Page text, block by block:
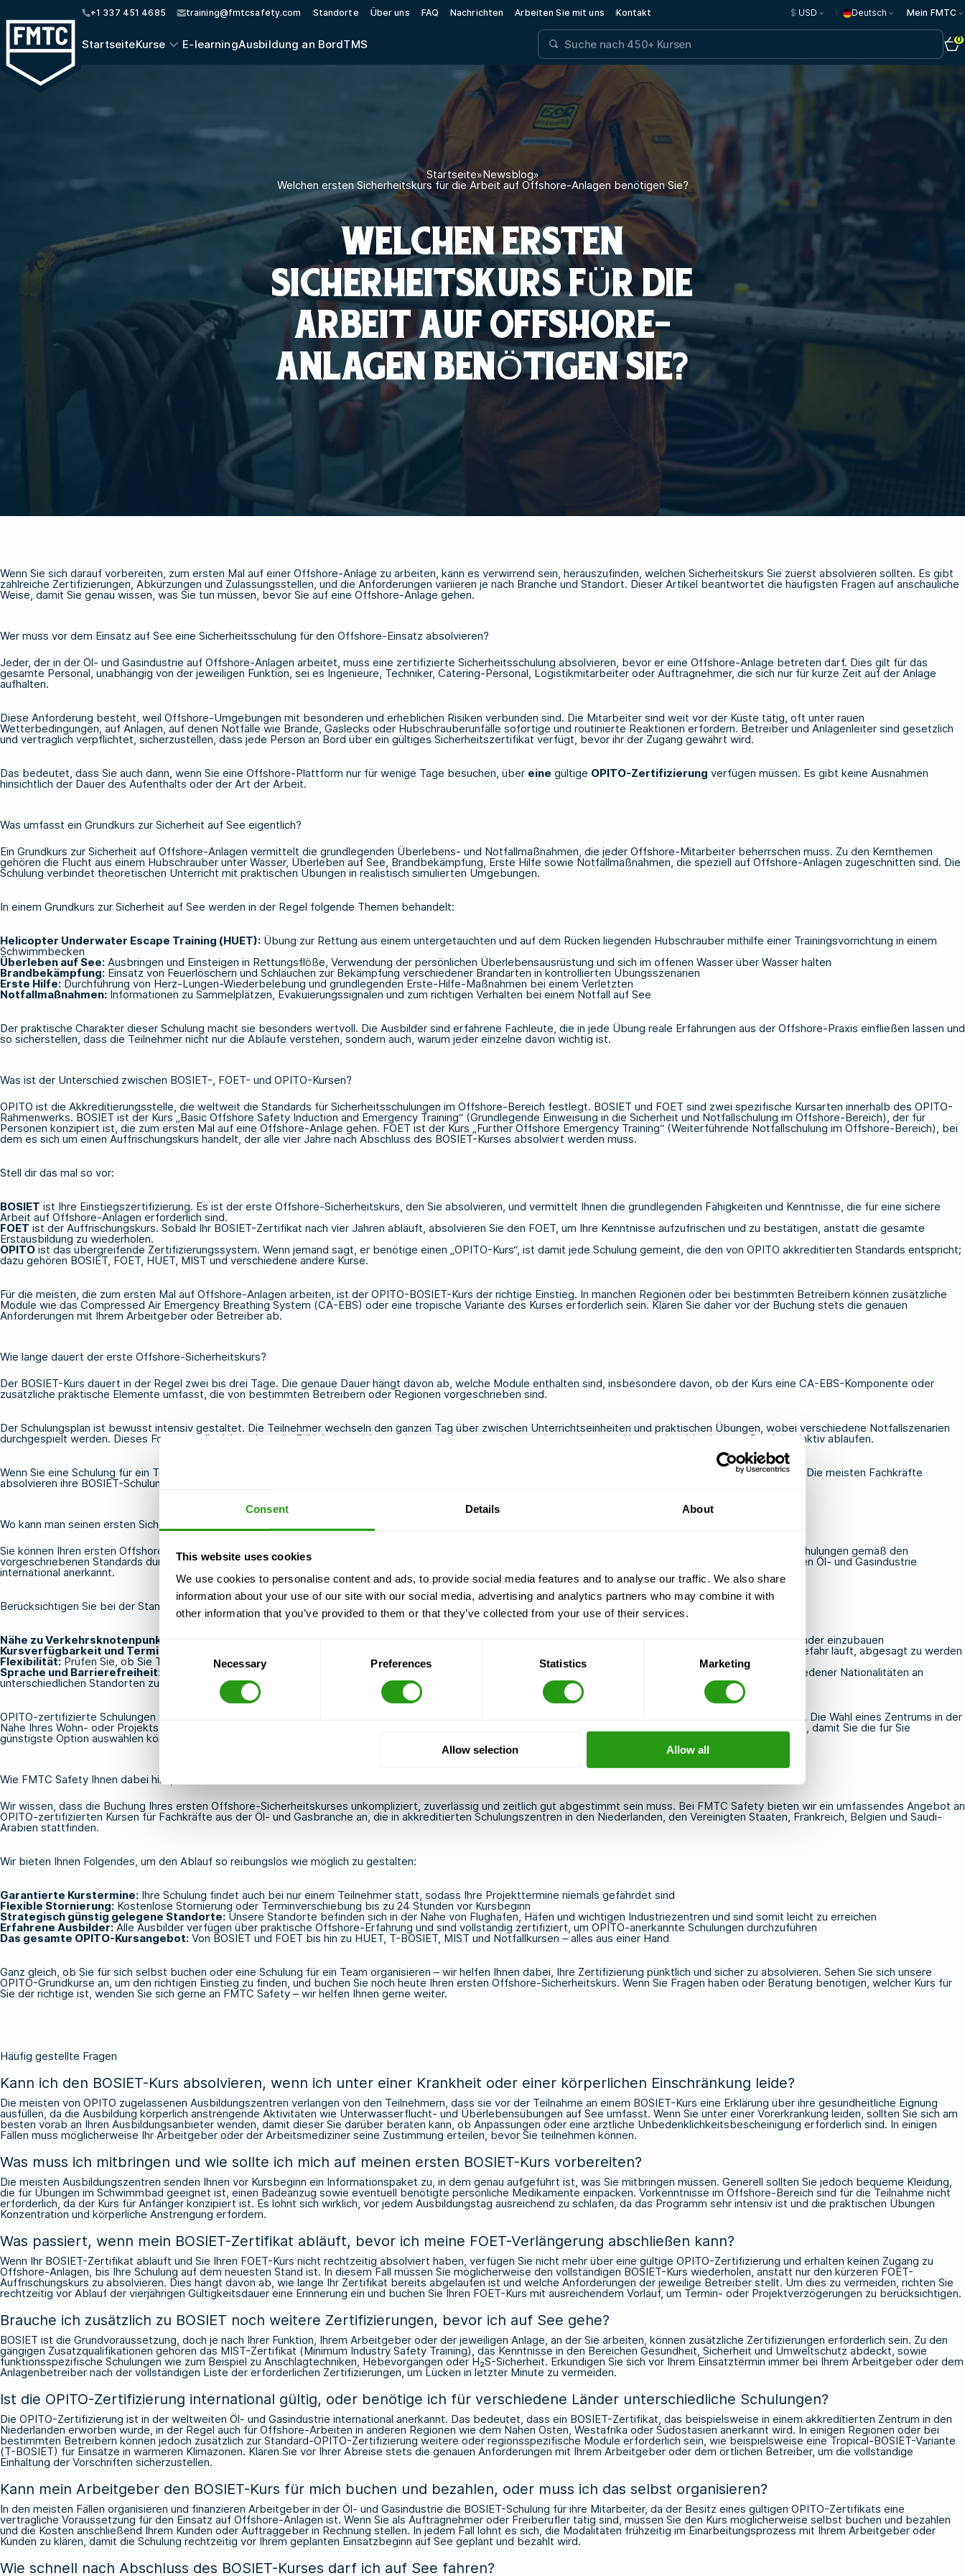
Consent Details About
This website uses cookies
We use cookies to personalise content and ads, to provide social media features and to analyse our traffic. We also share
information about your use of our site with our social media, advertising and analytics partners who may combine it with
other information that you’ve provided to them or that they’ve collected from your use of their services.
Consent
Selection
Necessary Preferences Statistics Marketing
Allow selection Allow all
+1 337 451 4685 training@fmtcsafety.com Standorte Über uns FAQ Nachrichten Arbeiten Sie mit uns Kontakt $ USD Deutsch Mein FMTC
StartseiteKurse E-learningAusbildung an BordTMS 0
Startseite»Newsblog»
Welchen ersten Sicherheitskurs für die Arbeit auf Offshore-Anlagen benötigen Sie?
WELCHEN ERSTEN
SICHERHEITSKURS FÜR DIE
ARBEIT AUF OFFSHORE-
ANLAGEN BENÖTIGEN SIE?
Wenn Sie sich darauf vorbereiten, zum ersten Mal auf einer Offshore-Anlage zu arbeiten, kann es verwirrend sein, herauszufinden, welchen Sicherheitskurs Sie zuerst absolvieren sollten. Es gibt
zahlreiche Zertifizierungen, Abkürzungen und Zulassungsstellen, und die Anforderungen variieren je nach Branche und Standort. Dieser Artikel beantwortet die häufigsten Fragen auf anschauliche
Weise, damit Sie genau wissen, was Sie tun müssen, bevor Sie auf eine Offshore-Anlage gehen.
Wer muss vor dem Einsatz auf See eine Sicherheitsschulung für den Offshore-Einsatz absolvieren?
Jeder, der in der Öl- und Gasindustrie auf Offshore-Anlagen arbeitet, muss eine zertifizierte Sicherheitsschulung absolvieren, bevor er eine Offshore-Anlage betreten darf. Dies gilt für das
gesamte Personal, unabhängig von der jeweiligen Funktion, sei es Ingenieure, Techniker, Catering-Personal, Logistikmitarbeiter oder Auftragnehmer, die sich nur für kurze Zeit auf der Anlage
aufhalten.
Diese Anforderung besteht, weil Offshore-Umgebungen mit besonderen und erheblichen Risiken verbunden sind. Die Mitarbeiter sind weit vor der Küste tätig, oft unter rauen
Wetterbedingungen, auf Anlagen, auf denen Notfälle wie Brände, Gaslecks oder Hubschrauberunfälle sofortige und routinierte Reaktionen erfordern. Betreiber und Anlagenleiter sind gesetzlich
und vertraglich verpflichtet, sicherzustellen, dass jede Person an Bord über ein gültiges Sicherheitszertifikat verfügt, bevor ihr der Zugang gewährt wird.
Das bedeutet, dass Sie auch dann, wenn Sie eine Offshore-Plattform nur für wenige Tage besuchen, über eine gültige OPITO-Zertifizierung verfügen müssen. Es gibt keine Ausnahmen
hinsichtlich der Dauer des Aufenthalts oder der Art der Arbeit.
Was umfasst ein Grundkurs zur Sicherheit auf See eigentlich?
Ein Grundkurs zur Sicherheit auf Offshore-Anlagen vermittelt die grundlegenden Überlebens- und Notfallmaßnahmen, die jeder Offshore-Mitarbeiter beherrschen muss. Zu den Kernthemen
gehören die Flucht aus einem Hubschrauber unter Wasser, Überleben auf See, Brandbekämpfung, Erste Hilfe sowie Notfallmaßnahmen, die speziell auf Offshore-Anlagen zugeschnitten sind. Die
Schulung verbindet theoretischen Unterricht mit praktischen Übungen in realistisch simulierten Umgebungen.
In einem Grundkurs zur Sicherheit auf See werden in der Regel folgende Themen behandelt:
Helicopter Underwater Escape Training (HUET): Übung zur Rettung aus einem untergetauchten und auf dem Rücken liegenden Hubschrauber mithilfe einer Trainingsvorrichtung in einem
Schwimmbecken
Überleben auf See: Ausbringen und Einsteigen in Rettungsflöße, Verwendung der persönlichen Überlebensausrüstung und sich im offenen Wasser über Wasser halten
Brandbekämpfung: Einsatz von Feuerlöschern und Schläuchen zur Bekämpfung verschiedener Brandarten in kontrollierten Übungsszenarien
Erste Hilfe: Durchführung von Herz-Lungen-Wiederbelebung und grundlegenden Erste-Hilfe-Maßnahmen bei einem Verletzten
Notfallmaßnahmen: Informationen zu Sammelplätzen, Evakuierungssignalen und zum richtigen Verhalten bei einem Notfall auf See
Der praktische Charakter dieser Schulung macht sie besonders wertvoll. Die Ausbilder sind erfahrene Fachleute, die in jede Übung reale Erfahrungen aus der Offshore-Praxis einfließen lassen und
so sicherstellen, dass die Teilnehmer nicht nur die Abläufe verstehen, sondern auch, warum jeder einzelne davon wichtig ist.
Was ist der Unterschied zwischen BOSIET-, FOET- und OPITO-Kursen?
OPITO ist die Akkreditierungsstelle, die weltweit die Standards für Sicherheitsschulungen im Offshore-Bereich festlegt. BOSIET und FOET sind zwei spezifische Kursarten innerhalb des OPITO-
Rahmenwerks. BOSIET ist der Kurs „Basic Offshore Safety Induction and Emergency Training“ (Grundlegende Einweisung in die Sicherheit und Notfallschulung im Offshore-Bereich), der für
Personen konzipiert ist, die zum ersten Mal auf eine Offshore-Anlage gehen. FOET ist der Kurs „Further Offshore Emergency Training“ (Weiterführende Notfallschulung im Offshore-Bereich), bei
dem es sich um einen Auffrischungskurs handelt, der alle vier Jahre nach Abschluss des BOSIET-Kurses absolviert werden muss.
Stell dir das mal so vor:
BOSIET ist Ihre Einstiegszertifizierung. Es ist der erste Offshore-Sicherheitskurs, den Sie absolvieren, und vermittelt Ihnen die grundlegenden Fähigkeiten und Kenntnisse, die für eine sichere
Arbeit auf Offshore-Anlagen erforderlich sind.
FOET ist der Auffrischungskurs. Sobald Ihr BOSIET-Zertifikat nach vier Jahren abläuft, absolvieren Sie den FOET, um Ihre Kenntnisse aufzufrischen und zu bestätigen, anstatt die gesamte
Erstausbildung zu wiederholen.
OPITO ist das übergreifende Zertifizierungssystem. Wenn jemand sagt, er benötige einen „OPITO-Kurs“, ist damit jede Schulung gemeint, die den von OPITO akkreditierten Standards entspricht;
dazu gehören BOSIET, FOET, HUET , MIST und verschiedene andere Kurse.
Für die meisten, die zum ersten Mal auf Offshore-Anlagen arbeiten, ist der OPITO-BOSIET-Kurs der richtige Einstieg. In manchen Regionen oder bei bestimmten Betreibern können zusätzliche
Module wie das Compressed Air Emergency Breathing System (CA-EBS) oder eine tropische Variante des Kurses erforderlich sein. Klären Sie daher vor der Buchung stets die genauen
Anforderungen mit Ihrem Arbeitgeber oder Betreiber ab.
Wie lange dauert der erste Offshore-Sicherheitskurs?
Der BOSIET-Kurs dauert in der Regel zwei bis drei Tage. Die genaue Dauer hängt davon ab, welche Module enthalten sind, insbesondere davon, ob der Kurs eine CA-EBS-Komponente oder
zusätzliche praktische Elemente umfasst, die von bestimmten Betreibern oder Regionen vorgeschrieben sind.
Der Schulungsplan ist bewusst intensiv gestaltet. Die Teilnehmer wechseln den ganzen Tag über zwischen Unterrichtseinheiten und praktischen Übungen, wobei verschiedene Notfallszenarien
durchgespielt werden. Dieses Format stellt sicher, dass die Fähigkeiten nicht nur theoretisch verstanden, sondern so lange geübt werden, bis sie unter Druck instinktiv ablaufen.
Wenn Sie eine Schulung für ein Team organisieren, sollten Sie die Kursdauer in Ihren Projektzeitplan einplanen, einschließlich der An- und Abreise zum Schulungsort. Die meisten Fachkräfte
absolvieren ihre BOSIET-Schulung einige Wochen vor ihrem Einsatztermin, damit genügend Zeit bleibt, das Zertifikat zu bearbeiten und dem Betreiber vorzulegen.
Wo kann man seinen ersten Sicherheitskurs für die Hochseeschifffahrt absolvieren?
Sie können Ihren ersten Offshore-Sicherheitskurs in jedem von OPITO zugelassenen Ausbildungszentrum absolvieren. Diese Zentren sind dafür akkreditiert, die Schulungen gemäß den
vorgeschriebenen Standards durchzuführen, und die von ihnen ausgestellten Zertifikate werden von Betreibern, Anlagenleitern und Auftragnehmern in der gesamten Öl- und Gasindustrie
international anerkannt.
Berücksichtigen Sie bei der Standortwahl folgende praktische Aspekte:
Nähe zu Verkehrsknotenpunkten: Schulungszentren in der Nähe von Flughäfen oder Häfen erleichtern es, den Kurs vor einem Einsatz in einen vollen Terminkalender einzubauen
Kursverfügbarkeit und Terminplanung: Suchen Sie nach Anbietern, die garantierte Kurstermine anbieten, auch bei kleinen Gruppen, damit Ihre Schulung nicht Gefahr läuft, abgesagt zu werden
Flexibilität: Prüfen Sie, ob Sie Termine verschieben oder stornieren können, ohne dass Strafgebühren anfallen, falls sich der Zeitplan Ihres Projekts ändert
Sprache und Barrierefreiheit: Wenn Sie Schulungen für internationale Teams organisieren, sollten Sie prüfen, ob der Anbieter in der Lage ist, Teilnehmer verschiedener Nationalitäten an
unterschiedlichen Standorten zu betreuen
OPITO-zertifizierte Schulungen werden in vielen Ländern angeboten, darunter in den Niederlanden, den Vereinigten Staaten, Frankreich, Belgien und Saudi-Arabien. Die Wahl eines Zentrums in der
Nähe Ihres Wohn- oder Projektstandorts kann Ihnen viel Zeit und Kosten sparen. Hier finden Sie eine Übersicht über , damit Sie die für Sie
günstigste Option auswählen können.
Wie FMTC Safety Ihnen dabei hilft, Ihren ersten Offshore-Sicherheitskurs zu absolvieren
Wir wissen, dass die Buchung Ihres ersten Offshore-Sicherheitskurses unkompliziert, zuverlässig und zeitlich gut abgestimmt sein muss. Bei FMTC Safety bieten wir ein umfassendes Angebot an
OPITO-zertifizierten Kursen für Fachkräfte aus der Öl- und Gasbranche an, die in akkreditierten Schulungszentren in den Niederlanden, den Vereinigten Staaten, Frankreich, Belgien und Saudi-
Arabien stattfinden.
Wir bieten Ihnen Folgendes, um den Ablauf so reibungslos wie möglich zu gestalten:
Garantierte Kurstermine: Ihre Schulung findet auch bei nur einem Teilnehmer statt, sodass Ihre Projekttermine niemals gefährdet sind
Flexible Stornierung: Kostenlose Stornierung oder Terminverschiebung bis zu 24 Stunden vor Kursbeginn
Strategisch günstig gelegene Standorte:Unsere Standorte befinden sich in der Nähe von Flughäfen, Häfen und wichtigen Industriezentren und sind somit leicht zu erreichen
Erfahrene Ausbilder:Alle Ausbilder verfügen über praktische Offshore-Erfahrung und sind vollständig zertifiziert, um OPITO-anerkannte Schulungen durchzuführen
Das gesamte OPITO-Kursangebot: Von BOSIET und FOET bis hin zu HUET T-BOSIET , MIST und Notfallkursen – alles aus einer Hand
Ganz gleich, ob Sie für sich selbst buchen oder eine Schulung für ein Team organisieren – wir helfen Ihnen dabei, Ihre Zertifizierung pünktlich und sicher zu absolvieren. Sehen Sie sich unsere
OPITO-Grundkurse an , um den richtigen Einstieg zu finden, und buchen Sie noch heute Ihren ersten Offshore-Sicherheitskurs. Wenn Sie Fragen haben oder Beratung benötigen, welcher Kurs für
Sie der richtige ist, wenden Sie sich gerne an FMTC Safety – wir helfen Ihnen gerne weiter.
Häufig gestellte Fragen
Kann ich den BOSIET-Kurs absolvieren, wenn ich unter einer Krankheit oder einer körperlichen Einschränkung leide?
Die meisten von OPITO zugelassenen Ausbildungszentren verlangen von den Teilnehmern, dass sie vor der Teilnahme an einem BOSIET-Kurs eine Erklärung über ihre gesundheitliche Eignung
ausfüllen, da die Ausbildung körperlich anstrengende Aktivitäten wie Unterwasserflucht- und Überlebensübungen auf See umfasst. Wenn Sie unter einer Vorerkrankung leiden, sollten Sie sich am
besten vorab an Ihren Ausbildungsanbieter wenden, damit dieser Sie darüber beraten kann, ob Anpassungen oder eine ärztliche Unbedenklichkeitsbescheinigung erforderlich sind. In einigen
Fällen muss möglicherweise Ihr Arbeitgeber oder der Arbeitsmediziner seine Zustimmung erteilen, bevor Sie teilnehmen können.
Was muss ich mitbringen und wie sollte ich mich auf meinen ersten BOSIET-Kurs vorbereiten?
Die meisten Ausbildungszentren senden Ihnen vor Kursbeginn ein Informationspaket zu, in dem genau aufgeführt ist, was Sie mitbringen müssen. Generell sollten Sie jedoch bequeme Kleidung,
die für Übungen im Schwimmbad geeignet ist, einen Badeanzug sowie eventuell benötigte persönliche Medikamente einpacken. Vorkenntnisse im Offshore-Bereich sind für die Teilnahme nicht
erforderlich, da der Kurs für Anfänger konzipiert ist. Es lohnt sich wirklich, vor jedem Ausbildungstag ausreichend zu schlafen, da das Programm sehr intensiv ist und die praktischen Übungen
Konzentration und körperliche Anstrengung erfordern.
Was passiert, wenn mein BOSIET-Zertifikat abläuft, bevor ich meine FOET-Verlängerung abschließen kann?
Wenn Ihr BOSIET-Zertifikat abläuft und Sie Ihren FOET-Kurs nicht rechtzeitig absolviert haben, verfügen Sie nicht mehr über eine gültige OPITO-Zertifizierung und erhalten keinen Zugang zu
Offshore-Anlagen, bis Ihre Schulung auf dem neuesten Stand ist. In diesem Fall müssen Sie möglicherweise den vollständigen BOSIET-Kurs wiederholen, anstatt nur den kürzeren FOET-
Auffrischungskurs zu absolvieren. Dies hängt davon ab, wie lange Ihr Zertifikat bereits abgelaufen ist und welche Anforderungen der jeweilige Betreiber stellt. Um dies zu vermeiden, richten Sie
rechtzeitig vor Ablauf der vierjährigen Gültigkeitsdauer eine Erinnerung ein und buchen Sie Ihren FOET-Kurs mit ausreichendem Vorlauf, um Termin- oder Projektverzögerungen zu berücksichtigen.
Brauche ich zusätzlich zu BOSIET noch weitere Zertifizierungen, bevor ich auf See gehe?
BOSIET ist die Grundvoraussetzung, doch je nach Ihrer Funktion, Ihrem Arbeitgeber oder der jeweiligen Anlage, an der Sie arbeiten, können zusätzliche Zertifizierungen erforderlich sein. Zu den
gängigen Zusatzqualifikationen gehören das MIST-Zertifikat (Minimum Industry Safety Training), das Kenntnisse in den Bereichen Gesundheit, Sicherheit und Umweltschutz abdeckt, sowie
funktionsspezifische Schulungen wie zum Beispiel zu Anschlagtechniken, Hebevorgängen oder H₂S-Sicherheit. Erkundigen Sie sich vor Ihrem Einsatztermin immer bei Ihrem Arbeitgeber oder dem
Anlagenbetreiber nach der vollständigen Liste der erforderlichen Zertifizierungen, um Lücken in letzter Minute zu vermeiden.
Ist die OPITO-Zertifizierung international gültig, oder benötige ich für verschiedene Länder unterschiedliche Schulungen?
Die OPITO-Zertifizierung ist in der weltweiten Öl- und Gasindustrie international anerkannt. Das bedeutet, dass ein BOSIET-Zertifikat, das beispielsweise in einem akkreditierten Zentrum in den
Niederlanden erworben wurde, in der Regel auch für Offshore-Arbeiten in anderen Regionen wie dem Nahen Osten, Westafrika oder Südostasien anerkannt wird. In einigen Regionen oder bei
bestimmten Betreibern können jedoch zusätzlich zur Standard-OPITO-Zertifizierung weitere oder regionsspezifische Module erforderlich sein, wie beispielsweise eine Tropical-BOSIET-Variante
(T-BOSIET) für Einsätze in wärmeren Klimazonen. Klären Sie vor Ihrer Abreise stets die genauen Anforderungen mit Ihrem Arbeitgeber oder dem örtlichen Betreiber, um die vollständige
Einhaltung der Vorschriften sicherzustellen.
Kann mein Arbeitgeber den BOSIET-Kurs für mich buchen und bezahlen, oder muss ich das selbst organisieren?
In den meisten Fällen organisieren und finanzieren Arbeitgeber in der Öl- und Gasindustrie die BOSIET-Schulung für ihre Mitarbeiter, da der Besitz eines gültigen OPITO-Zertifikats eine
vertragliche Voraussetzung für den Einsatz auf Offshore-Anlagen ist. Wenn Sie als Auftragnehmer oder Freiberufler tätig sind, müssen Sie den Kurs möglicherweise selbst buchen und bezahlen
und die Kosten anschließend Ihrem Kunden oder Auftraggeber in Rechnung stellen. In jedem Fall lohnt es sich, die Modalitäten frühzeitig im Einarbeitungsprozess mit Ihrem Arbeitgeber oder
Kunden zu klären, damit die Schulung rechtzeitig vor Ihrem geplanten Einsatzbeginn auf See geplant und bezahlt wird.
Wie schnell nach Abschluss des BOSIET-Kurses darf ich auf See fahren?